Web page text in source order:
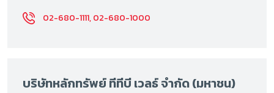
02-680-1111, 02-680-1000
บริษัทหลักทรัพย์ ทีทีบี เวลธ์ จำกัด (มหาชน)